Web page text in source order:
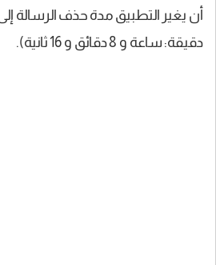
دقيقة: ساعة و 8 دقائق و 16 ثانية).